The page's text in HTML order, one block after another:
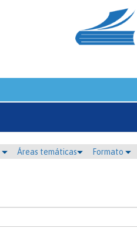
Áreas temáticas Formato